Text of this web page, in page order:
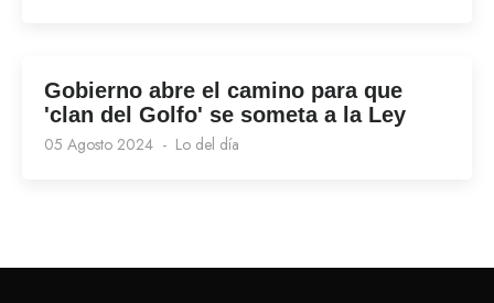
Gobierno abre el camino para que
'clan del Golfo' se someta a la Ley
05 Agosto 2024 Lo del día